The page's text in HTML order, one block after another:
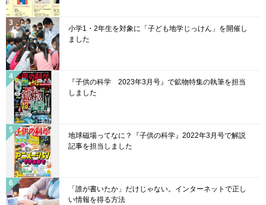
n
n
小学1・2年生を対象に「子ども地学じっけん」を開催し
ました
『子供の科学 2023年3月号』で鉱物特集の執筆を担当
しました
地球磁場ってなに？『子供の科学』2022年3月号で解説
記事を担当しました
「誰が書いたか」だけじゃない。インターネットで正し
い情報を得る方法